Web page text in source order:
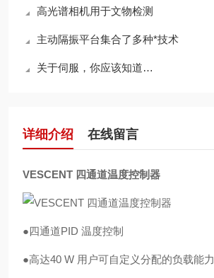
高光谱相机用于文物检测
主动隔振平台集合了多种*技术
关于伺服，你应该知道…
详细介绍 在线留言
VESCENT 四通道温度控制器
●四通道PID 温度控制
●高达40 W 用户可自定义分配的负载能力